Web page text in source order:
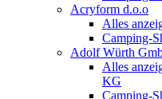
Acryform d.o.o
Alles
Camping-
Adolf Würth
Alles
KG
Camping-